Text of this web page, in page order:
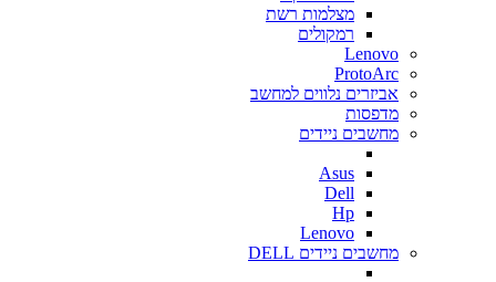
מצלמות רשת
רמקולים
Lenovo
ProtoArc
אביזרים נלווים למחשב
מדפסות
מחשבים ניידים
Asus
Dell
Hp
Lenovo
מחשבים ניידים DELL